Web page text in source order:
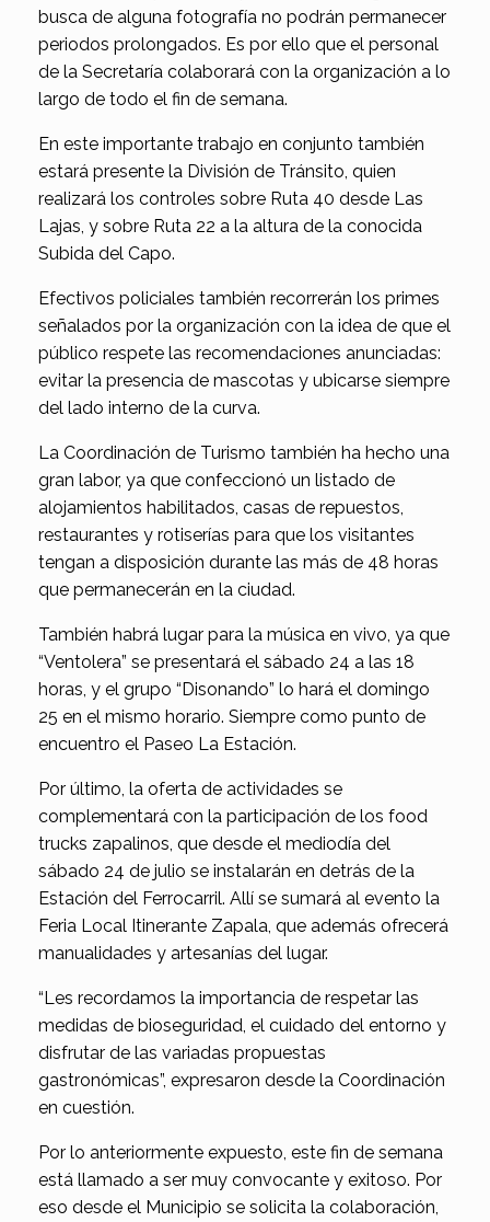
busca de alguna fotografía no podrán permanecer
periodos prolongados. Es por ello que el personal
de la Secretaría colaborará con la organización a lo
largo de todo el fin de semana.
En este importante trabajo en conjunto también
estará presente la División de Tránsito, quien
realizará los controles sobre Ruta 40 desde Las
Lajas, y sobre Ruta 22 a la altura de la conocida
Subida del Capo.
Efectivos policiales también recorrerán los primes
señalados por la organización con la idea de que el
público respete las recomendaciones anunciadas:
evitar la presencia de mascotas y ubicarse siempre
del lado interno de la curva.
La Coordinación de Turismo también ha hecho una
gran labor, ya que confeccionó un listado de
alojamientos habilitados, casas de repuestos,
restaurantes y rotiserías para que los visitantes
tengan a disposición durante las más de 48 horas
que permanecerán en la ciudad.
También habrá lugar para la música en vivo, ya que
“Ventolera” se presentará el sábado 24 a las 18
horas, y el grupo “Disonando” lo hará el domingo
25 en el mismo horario. Siempre como punto de
encuentro el Paseo La Estación.
Por último, la oferta de actividades se
complementará con la participación de los food
trucks zapalinos, que desde el mediodía del
sábado 24 de julio se instalarán en detrás de la
Estación del Ferrocarril. Allí se sumará al evento la
Feria Local Itinerante Zapala, que además ofrecerá
manualidades y artesanías del lugar.
“Les recordamos la importancia de respetar las
medidas de bioseguridad, el cuidado del entorno y
disfrutar de las variadas propuestas
gastronómicas”, expresaron desde la Coordinación
en cuestión.
Por lo anteriormente expuesto, este fin de semana
está llamado a ser muy convocante y exitoso. Por
eso desde el Municipio se solicita la colaboración,